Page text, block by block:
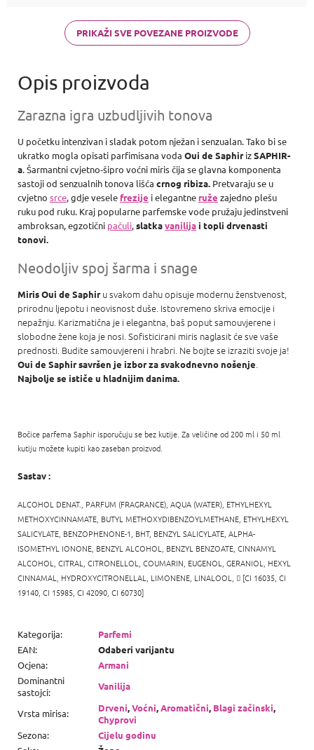
Mademoiselle
a Carolina
PRIKAŽI SVE POVEZANE PROIZVODE
Zarazna igra uzbudljivih tonova
U početku intenzivan i sladak potom nježan i senzualan. Tako bi se
ukratko mogla opisati parfimisana voda Oui de SaphirizSAPHIR-
a. Šarmantni cvjetno-šipro voćni miris čija se glavna komponenta
sastoji od senzualnih tonova lišća crnog ribiza. Pretvaraju se u
cvjetno srce, gdje vesele frezije i elegantne ruže zajedno plešu
ruku pod ruku. Kraj popularne parfemske vode pružaju jedinstveni
ambroksan, egzotični pačuli,slatkavanilijai topli drvenasti
tonovi.
Neodoljiv spoj šarma i snage
Miris Oui de Saphiru svakom dahu opisuje modernu ženstvenost,
prirodnu ljepotu i neovisnost duše. Istovremeno skriva emocije i
nepažnju. Karizmatična je i elegantna, baš poput samouvjerene i
slobodne žene koja je nosi. Sofisticirani miris naglasit će sve vaše
prednosti. Budite samouvjereni i hrabri. Ne bojte se izraziti svoje ja!
Oui de Saphir savršen je izbor za svakodnevno nošenje
Najbolje se ističe u hladnijim danima.
Bočice parfema Saphir isporučuju se bez kutije. Za veličine od 200 ml i 50 ml
kutiju možete kupiti kao zaseban proizvod.
Sastav :
ALCOHOL DENAT., PARFUM (FRAGRANCE), AQUA (WATER), ETHYLHEXYL
METHOXYCINNAMATE, BUTYL METHOXYDIBENZOYLMETHANE, ETHYLHEXYL
SALICYLATE, BENZOPHENONE-1, BHT, BENZYL SALICYLATE, ALPHA-
ISOMETHYL IONONE, BENZYL ALCOHOL, BENZYL BENZOATE, CINNAMYL
ALCOHOL, CITRAL, CITRONELLOL, COUMARIN, EUGENOL, GERANIOL, HEXYL
CINNAMAL, HYDROXYCITRONELLAL, LIMONENE, LINALOOL,  [CI 16035, CI
19140, CI 15985, CI 42090, CI 60730]
Kategorija:
Parfemi
EAN:
Odaberi varijantu
Ocjena:
Armani
Dominantni
sastojci:
Vanilija
Vrsta mirisa: Drveni,Voćni,Aromatični, Blagi začinski,
Chyprovi
Sezona:
Cijelu godinu